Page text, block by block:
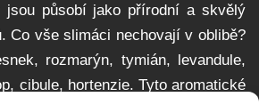
jsou působí jako přírodní a skvělý
Co vše slimáci nechovají v oblibě?
rozmarýn, tymián, levandule,
cibule, hortenzie. Tyto aromatické